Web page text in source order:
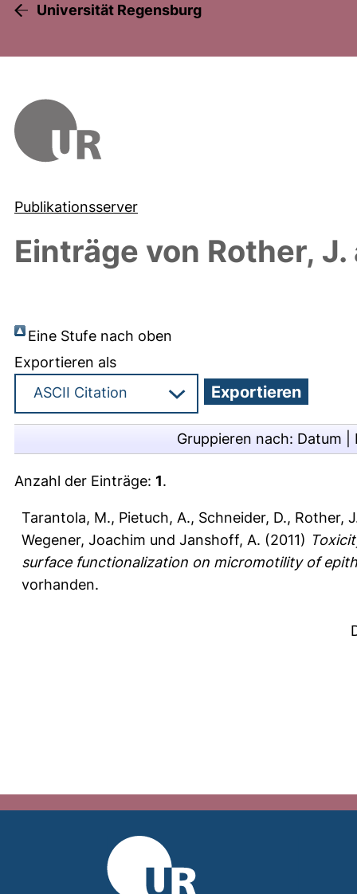
Universität Regensburg
Publikationsserver
Einträge von Rother, J.
Eine Stufe nach oben
Exportieren als
Gruppieren nach: Datum
Anzahl der Einträge: 1.
Tarantola, M., Pietuch, A., Schneider, D., Rother,
Wegener, Joachim und Janshoff, A. (2011)
surface functionalization on micromotility of
vorhanden.